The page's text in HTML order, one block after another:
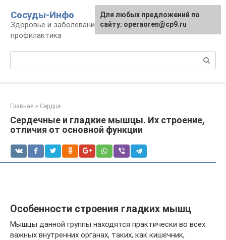
контенту
Сосуды-Инфо
Здоровье и заболевания сосудов и сердца,
профилактика
Главная » Сердце
Сердечные и гладкие мышцы. Их строение,
отличия от основной функции
Особенности строения гладких мышц
Мышцы данной группы находятся практически во всех
важных внутренних органах, таких, как кишечник,
Для любых предложений по
сайту: operaoren@cp9.ru